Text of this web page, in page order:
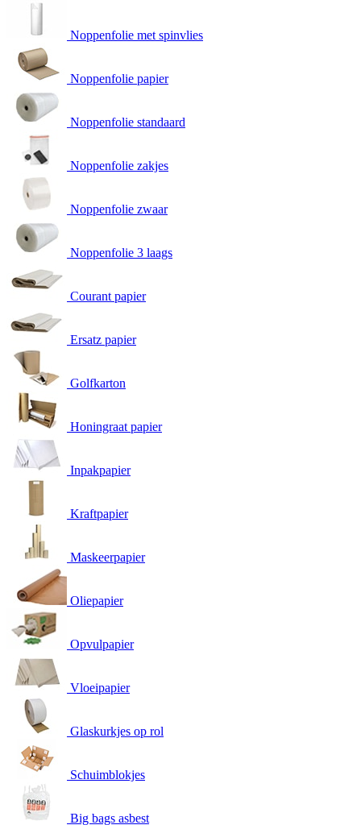
Noppenfolie met spinvlies
Noppenfolie papier
Noppenfolie standaard
Noppenfolie zakjes
Noppenfolie zwaar
Noppenfolie 3 laags
Courant papier
Ersatz papier
Golfkarton
Honingraat papier
Inpakpapier
Kraftpapier
Maskeerpapier
Oliepapier
Opvulpapier
Vloeipapier
Glaskurkjes op rol
Schuimblokjes
Big bags asbest